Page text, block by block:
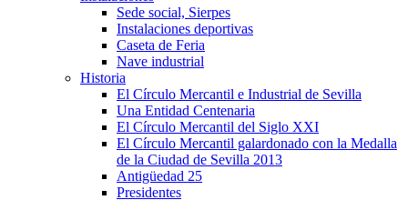
Sede social, Sierpes
Instalaciones deportivas
Caseta de Feria
Nave industrial
Historia
El Círculo Mercantil e Industrial de Sevilla
Una Entidad Centenaria
El Círculo Mercantil del Siglo XXI
El Círculo Mercantil galardonado con la Medalla
de la Ciudad de Sevilla 2013
Antigüedad 25
Presidentes